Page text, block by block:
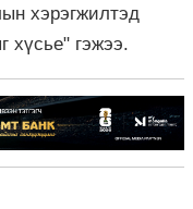
хэрэгжилтэд
хүсье" гэжээ.